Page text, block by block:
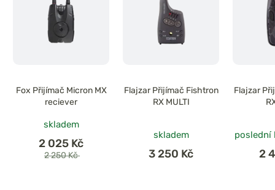
Fox Přijímač Micron MX
reciever
skladem
2 025 Kč
2 250 Kč
Flajzar Přijímač Fishtron
RX MULTI
skladem
3 250 Kč
Flajzar
poslední
2